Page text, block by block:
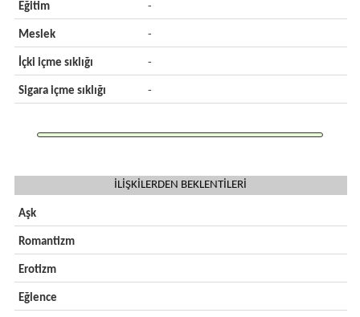
Eğitim -
Meslek -
İçki içme sıklığı -
Sigara içme sıklığı -
İLİŞKİLERDEN BEKLENTİLERİ
Aşk
Romantizm
Erotizm
Eğlence